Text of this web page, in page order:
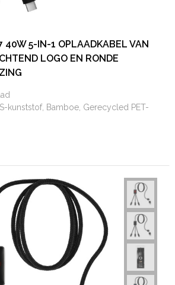
40W 5-IN-1 OPLAADKABEL VAN
LOGO EN RONDE
kunststof, Bamboe, Gerecycled PET-